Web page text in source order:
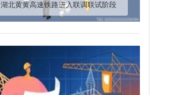
湖北黄黄高速铁路进入联调联试阶段